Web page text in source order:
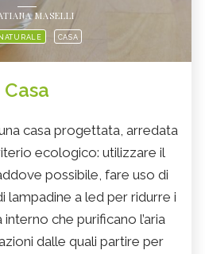
MASELLI
CASA
Casa
casa progettata, arredata
ecologico: utilizzare il
possibile, fare uso di
lampadine a led per ridurre i
che purificano l’aria
dalle quali partire per